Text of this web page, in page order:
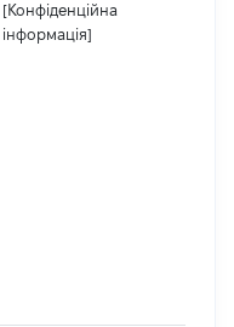
[Конфіденційна
інформація]